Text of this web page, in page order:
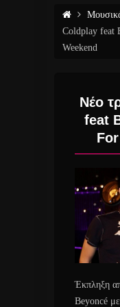
Coldplay feat
Weekend
Νέο
feat
Έκπληξη
Beyoncé